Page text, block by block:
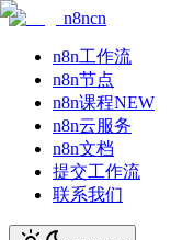
n8ncn
n8n工作流
n8n节点
n8n课程NEW
n8n云服务
n8n文档
提交工作流
联系我们